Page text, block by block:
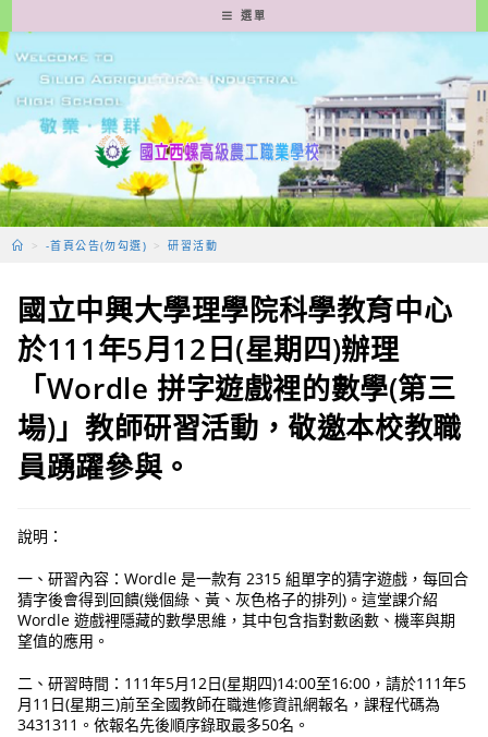
轉
至
要
容
選單
> -首頁公告(勿勾選) > 研習活動
國立中興大學理學院科學教育中心
於111年5月12日(星期四)辦理
「Wordle 拼字遊戲裡的數學(第三
場)」教師研習活動，敬邀本校教職
員踴躍參與。
說明：
一、研習內容：Wordle 是一款有 2315 組單字的猜字遊戲，每回合
猜字後會得到回饋(幾個綠、黃、灰色格子的排列)。這堂課介紹
Wordle 遊戲裡隱藏的數學思維，其中包含指對數函數、機率與期
望值的應用。
二、研習時間：111年5月12日(星期四)14:00至16:00，請於111年5
月11日(星期三)前至全國教師在職進修資訊網報名，課程代碼為
3431311。依報名先後順序錄取最多50名。